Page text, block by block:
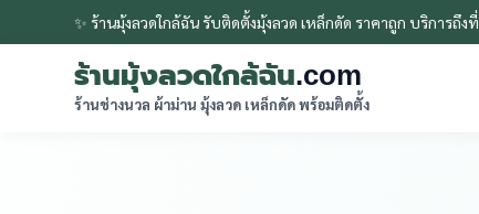
✨ ร้านมุ้งลวดใกล้ฉัน รับติดตั้งมุ้งลวด เหล็กดัด ราคาถูก บริการถึงที่
ร้านมุ้งลวดใกล้ฉัน.com
ร้านช่างนวล ผ้าม่าน มุ้งลวด เหล็กดัด พร้อมติดตั้ง